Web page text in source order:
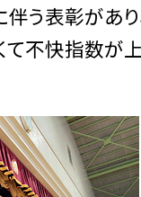
う表彰があ
て不快指数が